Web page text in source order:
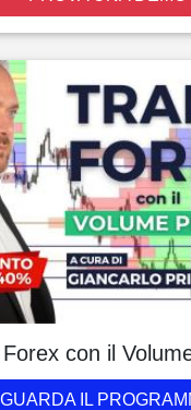
con il
GUARDA IL